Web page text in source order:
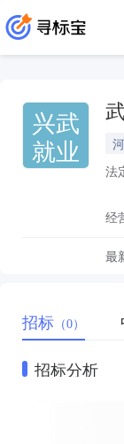
兴武
就业
法
经
最
招标 （0）
招标分析